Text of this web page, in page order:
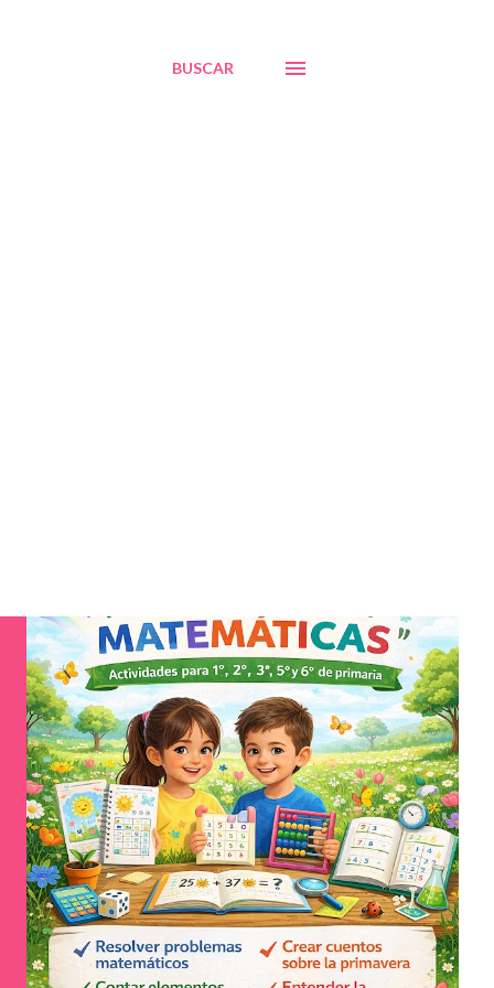
BUSCAR